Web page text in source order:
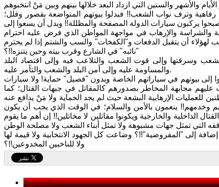
وترف نواب الشعب!! فبدلوا بيوتهم المتواضعة بقصور وفلل؛
يركبون سيارات الدولة المصفحة والمظللة!! وبدل أن يسعوا إلى
والشراسة والإرهاب في مواجهة المواطن الذي فرض عليه احترام
لهؤلاء أن يتقبل الدفعات و"الكفخات" والسب والشتم إذا لم يحترم
"نائبه" في الشارع وقرب بيته وحين يتنزه!!؟
وسرقتها وإلى قوت الشعب والتلاعب فيه وإلى اقتصاد البلد
والمساومة عليه وإلى أمن البلد والشعب والتآمر عليه.
إلى بيوتهم في سياراتهم الخاصة وبدون "فصيل" حماية! ولا سيارات
مجابهة المخاطر بصدورهم كالمقاتل في جبهات القتال؛ كما
الإرهابية البشعة حيث لم يجد الحماية ولا مَنْ يدافع عنه
وخدمهم!! ينعمون بالأمن والسلام؛ في الوقت الذي يجب أن يكون
الداخلية والخارجية ويكونوا مقاتلين لا مخاتلين!! إن أهم ما يقوم
التي تمثل جهات مشبوهة ولا تمثل أبناء الشعب ولا مصلحة الوطن
إلى "المفروضية"!!؟ وضاعت كل الجهود الانتخابية ولا قيمة لها
ولا للناخبين المخدوعين!!؟
< السابق